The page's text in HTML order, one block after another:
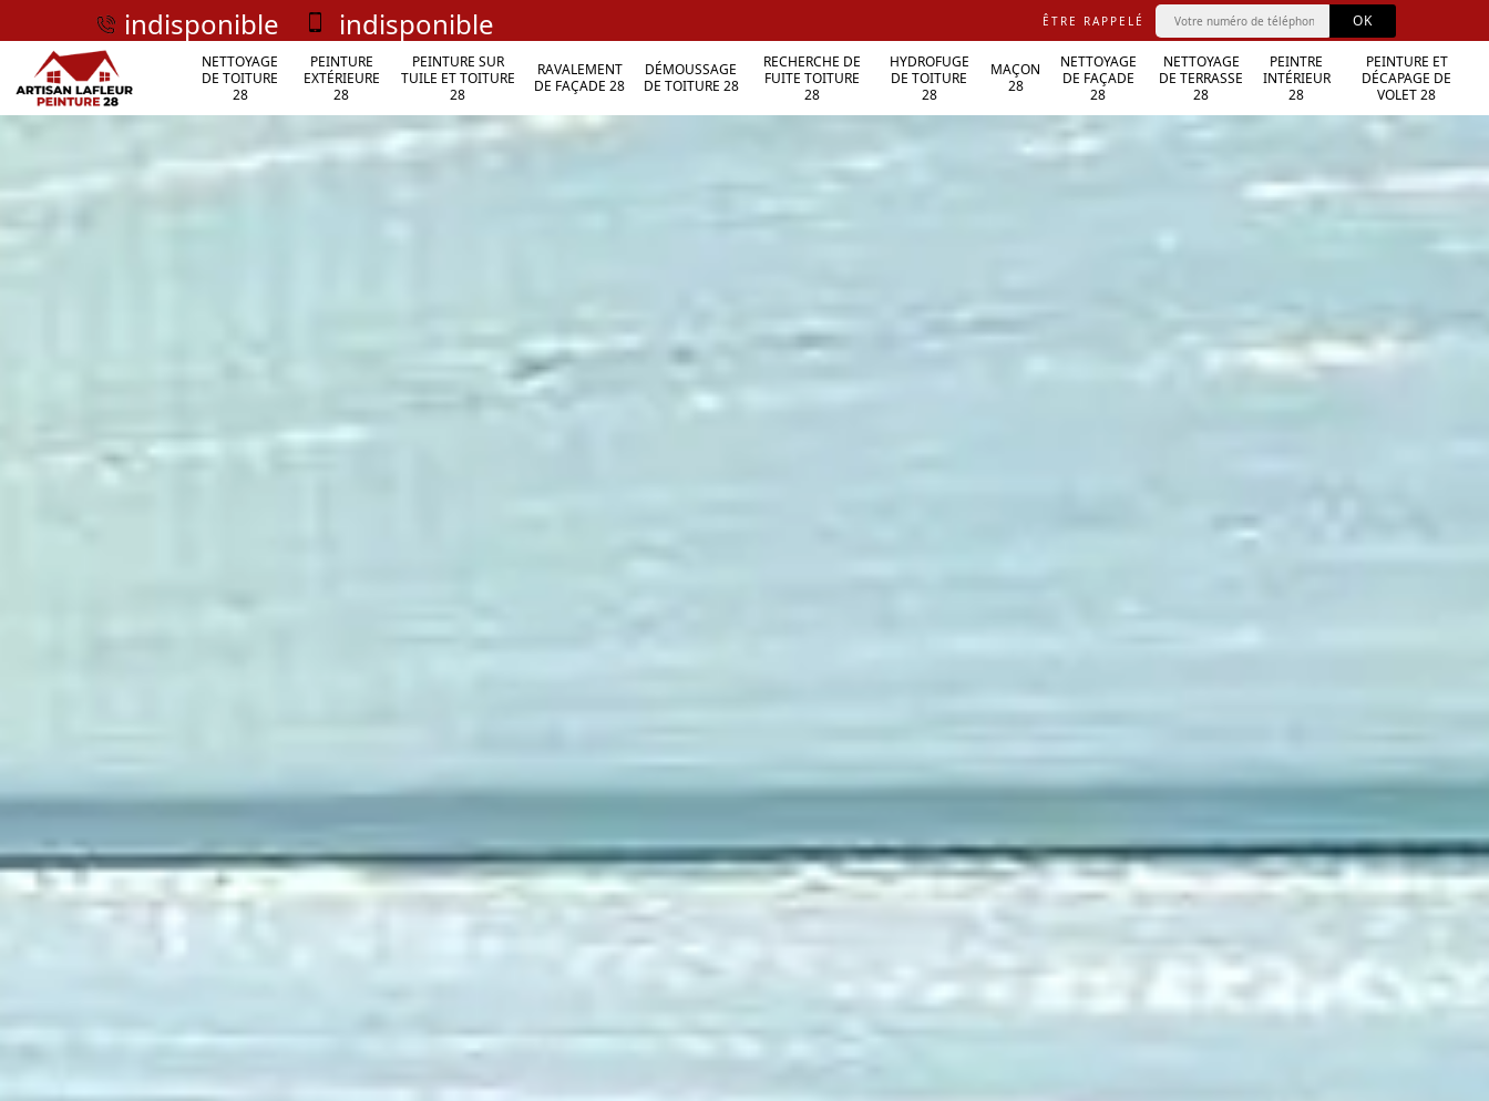
indisponible indisponible ÊTRE RAPPELÉ
NETTOYAGE
DE TOITURE
28
PEINTURE
EXTÉRIEURE
28
PEINTURE SUR
TUILE ET TOITURE
28
RAVALEMENT
DE FAÇADE 28
DÉMOUSSAGE
DE TOITURE 28
RECHERCHE DE
FUITE TOITURE
28
HYDROFUGE
DE TOITURE
28
MAÇON
28
NETTOYAGE
DE FAÇADE
28
NETTOYAGE
DE TERRASSE
28
PEINTRE
INTÉRIEUR
28
PEINTURE ET
DÉCAPAGE DE
VOLET 28